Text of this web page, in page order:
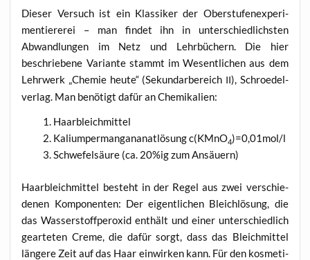
Die­ser Ver­such ist ein Klas­si­ker der Ober­stu­fen­ex­pe­ri­
men­tie­re­rei – man fin­det ihn in unter­schied­lichs­ten
Abwand­lun­gen im Netz und Lehr­bü­chern. Die hier
beschrie­be­ne Vari­an­te stammt im Wesent­li­chen aus dem
Lehr­werk „Che­mie heu­te“ (Sekun­dar­be­reich II), Schroe­del­
ver­lag. Man benö­tigt dafür an Chemikalien:
Haarb­leich­mit­tel
Kali­um­per­man­ganana­t­lö­sung c(KMnO4)=0,01mol/l
Schwe­fel­säu­re (ca. 20%ig zum Ansäuern)
Haarb­leich­mit­tel besteht in der Regel aus zwei ver­schie­
de­nen Kom­po­nen­ten: Der eigent­li­chen Bleich­lö­sung, die
das Was­ser­stoff­per­oxid ent­hält und einer unter­schied­lich
gear­te­ten Creme, die dafür sorgt, dass das Bleich­mit­tel
län­ge­re Zeit auf das Haar ein­wir­ken kann. Für den kos­me­ti­